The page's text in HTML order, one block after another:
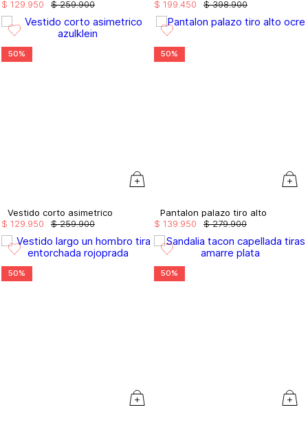
$ 259.900
$ 129 950
$ 398.900
$ 199 450
50%
Vestido corto asimetrico
$ 259.900
$ 129 950
50%
Pantalon palazo tiro alto
$ 279.900
$ 139 950
50% 50%